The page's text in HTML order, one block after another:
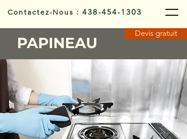
Contactez-Nous :438-454-1303
PAPINEAU
Devis gratuit